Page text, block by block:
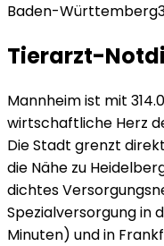
Baden-Württemberg
Tierarzt-
Mannheim ist mit
wirtschaftliche Herz
Die Stadt grenzt
die Nähe zu
dichtes
Spezialversorgung in
Minuten) und in